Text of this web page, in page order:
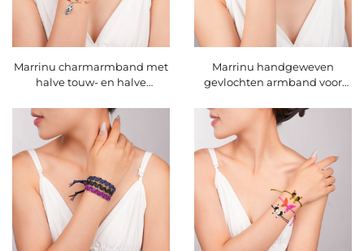
Marrinu charmarmband met
halve touw- en halve
Marrinu handgeweven
gevlochten armband voor